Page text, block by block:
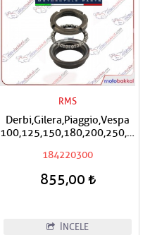
RMS
Derbi,Gilera,Piaggio,Vespa
Mesnet Maşa Bilyası
184220300
855,00
İNCELE